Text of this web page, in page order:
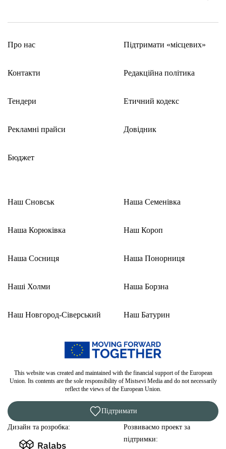
Про нас
Контакти
Тендери
Рекламні прайси
Бюджет
Підтримати «місцевих»
Редакційна політика
Етичний кодекс
Довідник
Наш Сновськ
Наша Корюківка
Наша Сосниця
Наші Холми
Наш Новгород-Сіверський
Наша Семенівка
Наш Короп
Наша Понорниця
Наша Борзна
Наш Батурин
This website was created and maintained with the financial support of the European
Union. Its contents are the sole responsibility of Mistsevi Media and do not necessarily
reflect the views of the European Union.
Підтримати
Дизайн та розробка:
Розвиваємо проект за
підтримки: